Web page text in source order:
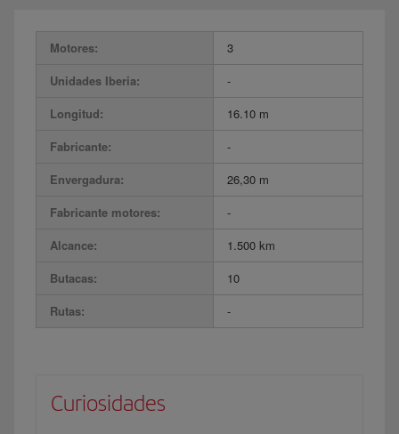
Motores:
3
Unidades Iberia:
-
Longitud:
16.10 m
Fabricante:
-
Envergadura:
26,30 m
Fabricante motores:
-
Alcance:
1.500 km
Butacas:
10
Rutas:
-
Curiosidades